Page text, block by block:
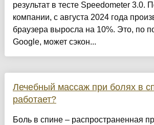
результат в тесте Speedometer 3.0.
компании, с августа 2024 года
браузера выросла на 10%. Это, по
Google, может сэкон...
Лечебный массаж при болях в
работает?
Боль в спине – распространенная